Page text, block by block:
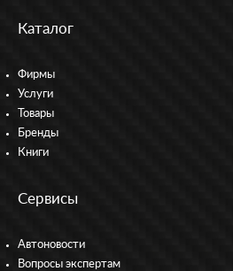
Каталог
Фирмы
Услуги
Товары
Бренды
Книги
Сервисы
Автоновости
Вопросы экспертам